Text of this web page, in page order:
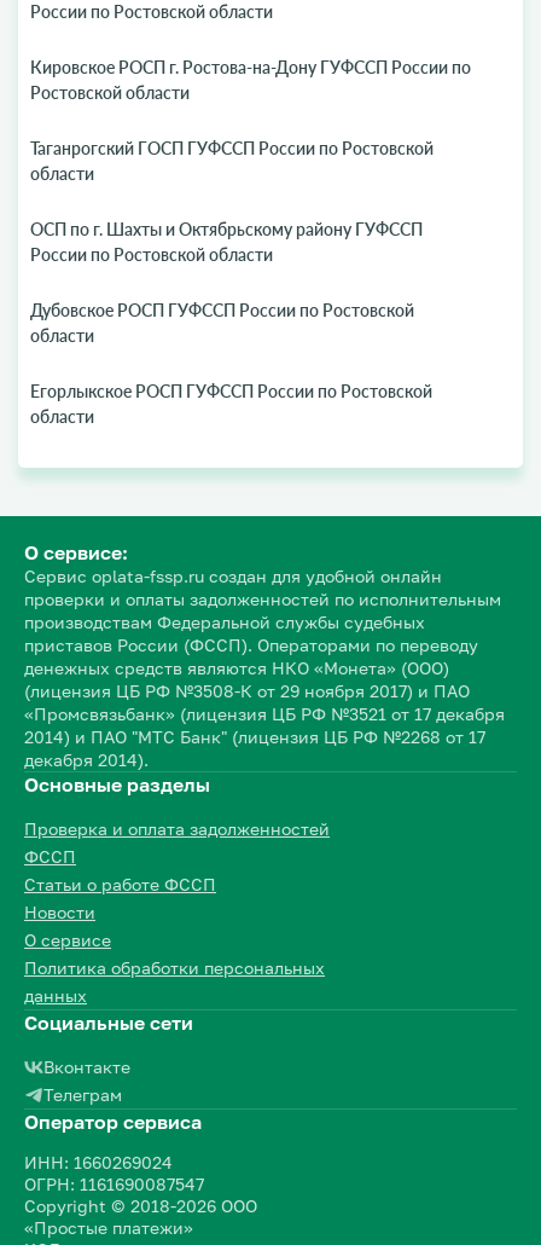
России по Ростовской области
Кировское РОСП г. Ростова-на-Дону ГУФССП России по
Ростовской области
Таганрогский ГОСП ГУФССП России по Ростовской
области
ОСП по г. Шахты и Октябрьскому району ГУФССП
России по Ростовской области
Дубовское РОСП ГУФССП России по Ростовской
области
Егорлыкское РОСП ГУФССП России по Ростовской
области
О сервисе:
Сервис oplata-fssp.ru создан для удобной онлайн
проверки и оплаты задолженностей по исполнительным
производствам Федеральной службы судебных
приставов России (ФССП). Операторами по переводу
денежных средств являются НКО «Монета» (ООО)
(лицензия ЦБ РФ №3508-К от 29 ноября 2017) и ПАО
«Промсвязьбанк» (лицензия ЦБ РФ №3521 от 17 декабря
2014) и ПАО "МТС Банк" (лицензия ЦБ РФ №2268 от 17
декабря 2014).
Основные разделы
Проверка и оплата задолженностей
ФССП
Статьи о работе ФССП
Новости
О сервисе
Политика обработки персональных
данных
Социальные сети
Вконтакте
Телеграм
Оператор сервиса
ИНН: 1660269024
ОГРН: 1161690087547
Copyright © 2018-2026 ООО
«Простые платежи»